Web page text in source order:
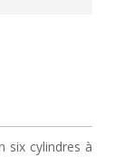
six cylindres à